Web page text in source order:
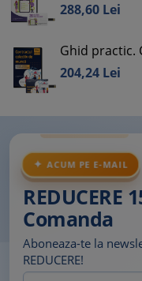
288,60 Lei
Ghid practic.
204,24 Lei
ACUM PE E-MAIL
REDUCERE
Comanda
Aboneaza-te la
REDUCERE!